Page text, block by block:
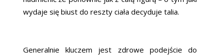
wydaje się biust do reszty ciała decyduje talia.
Generalnie kluczem jest zdrowe podejście do